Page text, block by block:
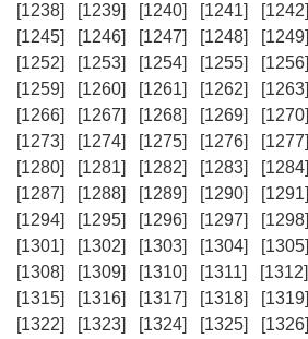
[1238]
[1239] [1240] [1241] [1242]
[1245]
[1246] [1247] [1248] [1249]
[1252]
[1253] [1254] [1255] [1256]
[1259]
[1260] [1261] [1262] [1263]
[1266]
[1267] [1268] [1269] [1270]
[1273]
[1274] [1275] [1276] [1277]
[1280]
[1281] [1282] [1283] [1284]
[1287]
[1288] [1289] [1290] [1291]
[1294]
[1295] [1296] [1297] [1298]
[1301]
[1302] [1303] [1304] [1305]
[1308]
[1309] [1310] [1311] [1312]
[1315]
[1316] [1317] [1318] [1319]
[1322]
[1323] [1324] [1325] [1326]